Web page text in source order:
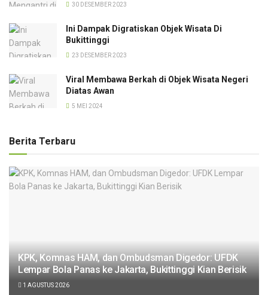
30 DESEMBER 2023
Ini Dampak Digratiskan Objek Wisata Di
Bukittinggi
23 DESEMBER 2023
Viral Membawa Berkah di Objek Wisata Negeri
Diatas Awan
5 MEI 2024
Berita Terbaru
KPK, Komnas HAM, dan Ombudsman Digedor: UFDK
Lempar Bola Panas ke Jakarta, Bukittinggi Kian Berisik
1 AGUSTUS 2026